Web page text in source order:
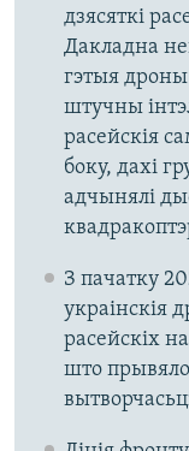
дзясяткі
Дакладна
гэтыя дроны
штучны
расейскія
боку, дахі
адчынялі
З пачатку
украінскія
расейскіх
што прывяло